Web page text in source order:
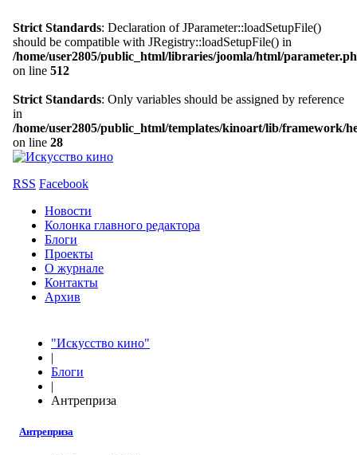
Strict Standards: Declaration of JParameter::loadSetupFile()
should be compatible with JRegistry::loadSetupFile() in
/home/user2805/public_html/libraries/joomla/html/
on line 512
Strict Standards: Only variables should be assigned by reference
in
/home/user2805/public_html/templates/kinoart/lib/framework/
on line 28
RSS Facebook
Новости
Колонка главного редактора
Блоги
Проекты
О журнале
Контакты
Архив
"Искусство кино"
|
Блоги
|
Антреприза
Антреприза